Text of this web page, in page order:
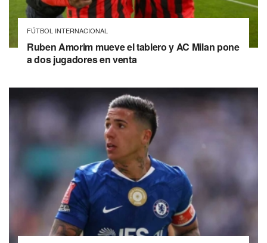
FÚTBOL INTERNACIONAL
Ruben Amorim mueve el tablero y AC Milan pone
a dos jugadores en venta